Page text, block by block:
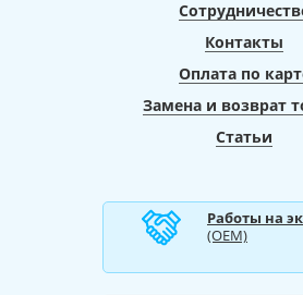
Контакты
Оплата по
Замена и возврат
Статьи
Работы на
(ОЕМ)